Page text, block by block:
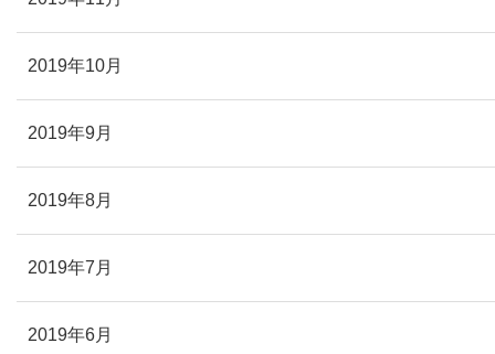
2019年10月
2019年9月
2019年8月
2019年7月
2019年6月